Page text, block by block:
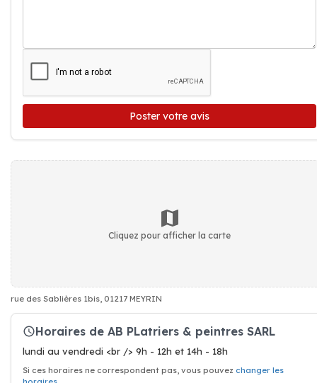
Poster votre avis
Cliquez pour afficher la carte
rue des Sablières 1bis, 01217 MEYRIN
Horaires de AB PLatriers & peintres SARL
lundi au vendredi <br /> 9h - 12h et 14h - 18h
Si ces horaires ne correspondent pas, vous pouvez changer les